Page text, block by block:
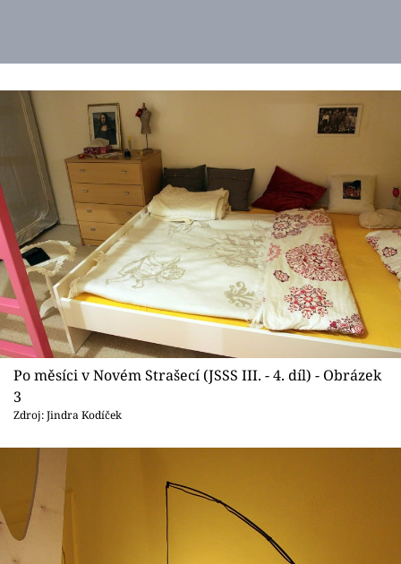
Po měsíci v Novém Strašecí (JSSS III. - 4. díl) - Obrázek
3
Zdroj: Jindra Kodíček